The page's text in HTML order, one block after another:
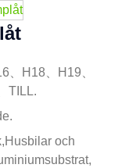
、H18、H19、
TILL.
och